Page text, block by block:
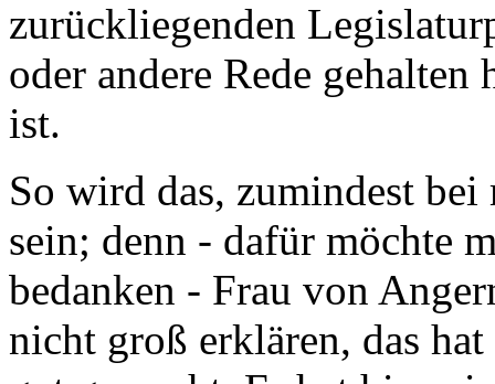
zurückliegenden
oder andere Rede
ist.
So wird das, zumindest
sein; denn - dafür möchte
bedanken - Frau von
nicht groß erklären, das